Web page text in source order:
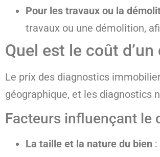
Pour les travaux ou la
travaux ou une démolition,
Quel est le coût
Le prix des diagnostics
géographique, et les diagnostics
Facteurs influençant le
La taille et la nature du bien